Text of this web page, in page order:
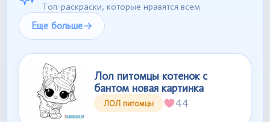
Топ-раскраски, которые нравятся всем
Еще больше
Лол питомцы котенок с
бантом новая картинка
ЛОЛ питомцы 44